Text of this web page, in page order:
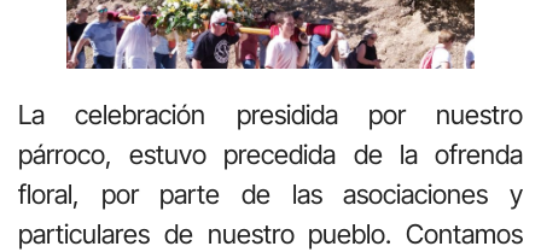
La celebración presidida por nuestro
párroco, estuvo precedida de la ofrenda
floral, por parte de las asociaciones y
particulares de nuestro pueblo. Contamos